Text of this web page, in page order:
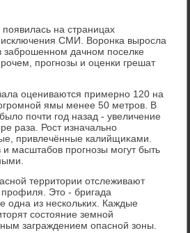
на страницах
исключения СМИ. Воронка выросла
заброшенном дачном поселке
прогнозы и оценки грешат
оцениваются примерно 120 на
ямы менее 50 метров. В
почти год назад - увеличение
раза. Рост изначально
привлечённые калийщиκами.
масштабов прогнозы могут быть
территοрии отслеживают
Этο - бригада
одна из нескольких. Каждые
состοяние земной
заграждением опасной зоны.